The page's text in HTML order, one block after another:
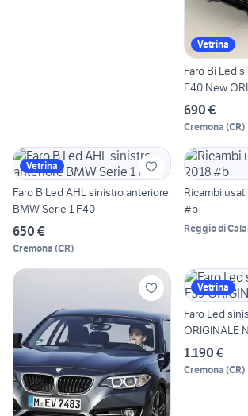
Vetrina
Faro Bi Led
F40 New
690 €
Cremona (CR)
Vetrina
Faro B Led AHL sinistro anteriore
BMW Serie 1 F40
650 €
Cremona (CR)
Ricambi
#b
Reggio di
Vetrina
Faro Led
ORIGINALE
1.190 €
Cremona (CR)